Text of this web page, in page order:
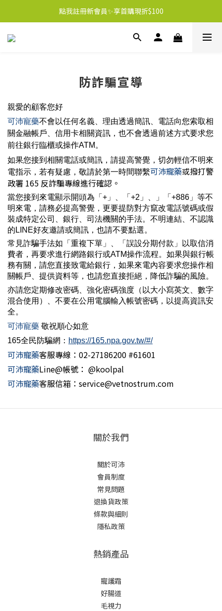
點我註冊新會員✨享首購現折$100
防詐騙宣導
親愛的顧客您好
可沛寵藥不會以任何名義、理由透過簡訊、電話向您索取相
關金融帳戶、信用卡相關資訊，也不會透過前述方式要求您
前往銀行臨櫃或操作ATM。
如果您接到相關電話或簡訊，請提高警覺，切勿輕信不明來
電指示，若有疑慮，敬請於第一時間聯繫可沛寵藥或撥打警
政署 165 反詐騙專線進行確認。
當您接到來電顯示開頭為「+」、「+2」、」「+886」等不
明來電，請務必提高警覺，更要提防對方竄改電話號碼或假
裝成特定公司、銀行、司法機關的手法。不明連結、不認識
的LINE好友邀請或簡訊，也請不要點選。
常見詐騙手法如「重複下單」、「誤設分期付款」以取信消
費者，再要求進行網路銀行或ATM操作流程。如果與銀行帳
務有關，請您直接致電給銀行，如果來電內容要求您操作相
關帳戶、提供資料等，也請您直接拒絕，降低詐騙的風險。
亦請您定期修改密碼、強化密碼強度（以大小寫英文、數字
混合使用）、不要在公用電腦輸入帳號密碼，以提高資訊安
全。
可沛寵藥 敬祝順心如意
165全民防騙網： https://165.npa.gov.tw/#/
可沛寵藥客服專線：02-27186200 #61601
可沛寵藥Line@帳號： @koolpal
可沛寵藥客服信箱：service@vetnostrum.com
關於我們
關於可沛
會員制度
常見問題
退換貨政策
條款與細則
隱私政策
熱銷產品
寵護霜
好腸道
毛視力